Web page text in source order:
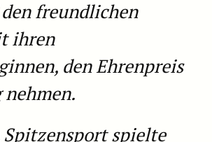
freundlichen
ihren
den Ehrenpreis
Spitzensport spielte